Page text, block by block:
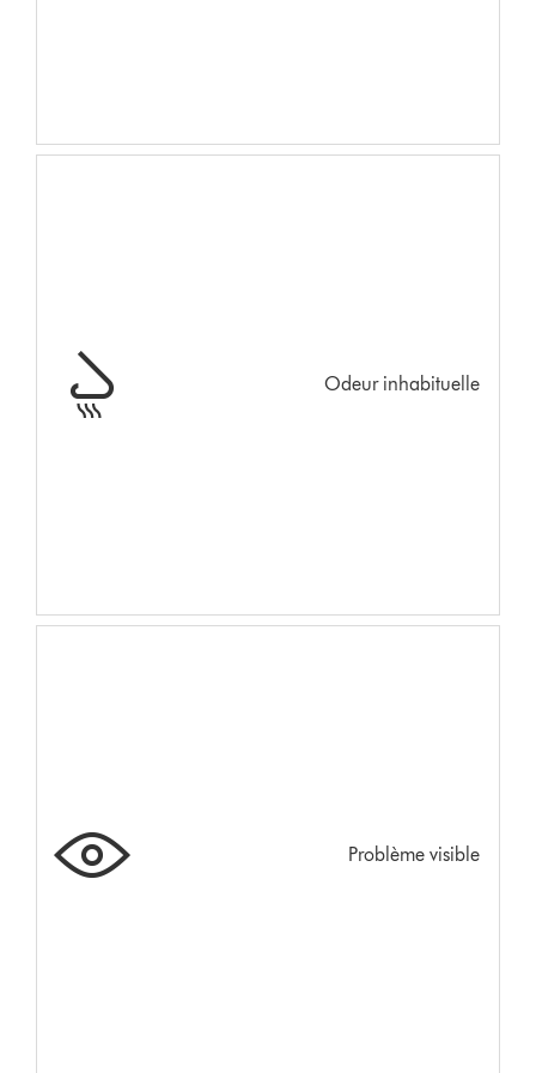
Odeur inhabituelle
Problème visible